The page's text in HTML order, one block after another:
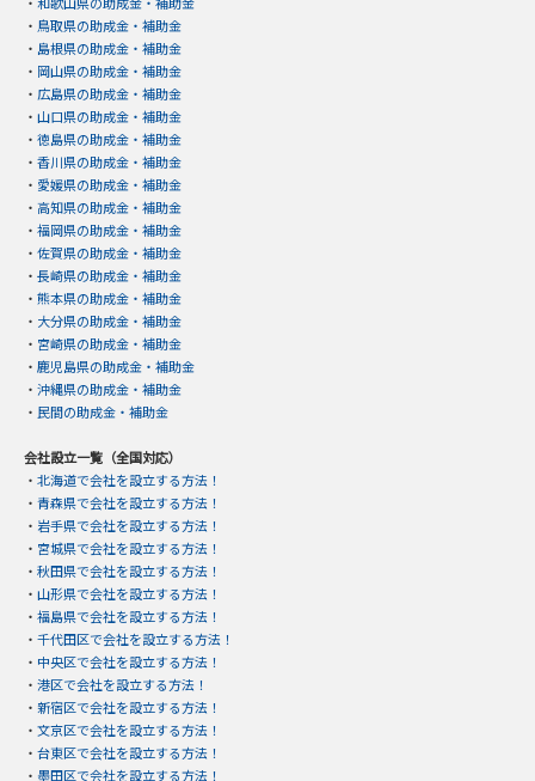
・ 鳥取県の助成金・補助金
・ 島根県の助成金・補助金
・ 岡山県の助成金・補助金
・ 広島県の助成金・補助金
・ 山口県の助成金・補助金
・ 徳島県の助成金・補助金
・ 香川県の助成金・補助金
・ 愛媛県の助成金・補助金
・ 高知県の助成金・補助金
・ 福岡県の助成金・補助金
・ 佐賀県の助成金・補助金
・ 長崎県の助成金・補助金
・ 熊本県の助成金・補助金
・ 大分県の助成金・補助金
・ 宮崎県の助成金・補助金
・ 鹿児島県の助成金・補助金
・ 沖縄県の助成金・補助金
・ 民間の助成金・補助金
会社設立一覧（全国対応）
・ 北海道で会社を設立する方法！
・ 青森県で会社を設立する方法！
・ 岩手県で会社を設立する方法！
・ 宮城県で会社を設立する方法！
・ 秋田県で会社を設立する方法！
・ 山形県で会社を設立する方法！
・ 福島県で会社を設立する方法！
・ 千代田区で会社を設立する方法！
・ 中央区で会社を設立する方法！
・ 港区で会社を設立する方法！
・ 新宿区で会社を設立する方法！
・ 文京区で会社を設立する方法！
・ 台東区で会社を設立する方法！
・ 墨田区で会社を設立する方法！